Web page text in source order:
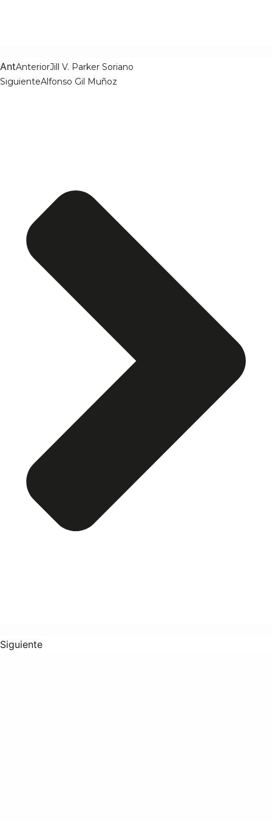
AntAnteriorJill V. Parker Soriano
SiguienteAlfonso Gil Muñoz
Siguiente